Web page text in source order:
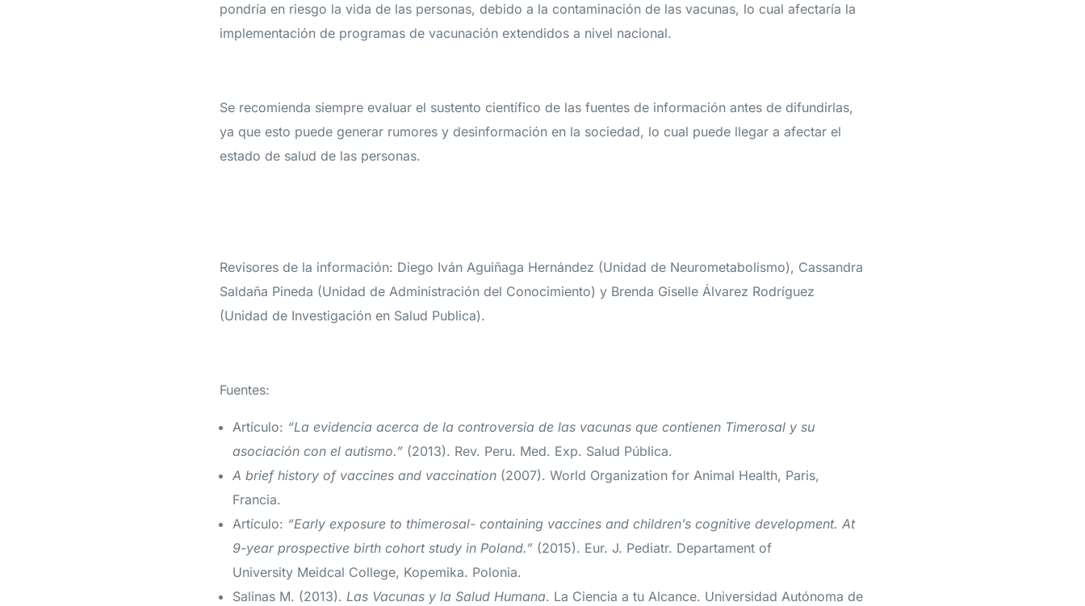
pondría en riesgo la vida de las personas, debido a la contaminación de las vacunas, lo cual afectaría la
implementación de programas de vacunación extendidos a nivel nacional.
Se recomienda siempre evaluar el sustento científico de las fuentes de información antes de difundirlas,
ya que esto puede generar rumores y desinformación en la sociedad, lo cual puede llegar a afectar el
estado de salud de las personas.
Revisores de la información: Diego Iván Aguiñaga Hernández (Unidad de Neurometabolismo), Cassandra
Saldaña Pineda (Unidad de Administración del Conocimiento) y Brenda Giselle Álvarez Rodríguez
(Unidad de Investigación en Salud Publica).
Fuentes:
Artículo: “La evidencia acerca de la controversia de las vacunas que contienen Timerosal y su
asociación con el autismo.” (2013). Rev. Peru. Med. Exp. Salud Pública.
A brief history of vaccines and vaccination (2007). World Organization for Animal Health, Paris,
Francia.
Artículo: “Early exposure to thimerosal- containing vaccines and children’s cognitive development. At
9-year prospective birth cohort study in Poland.” (2015). Eur. J. Pediatr. Departament of
University Meidcal College, Kopemika. Polonia.
Salinas M. (2013). Las Vacunas y la Salud Humana. La Ciencia a tu Alcance. Universidad Autónoma de